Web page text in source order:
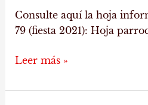
Consulte aquí la hoja
79 (fiesta 2021): Hoja
Leer más »